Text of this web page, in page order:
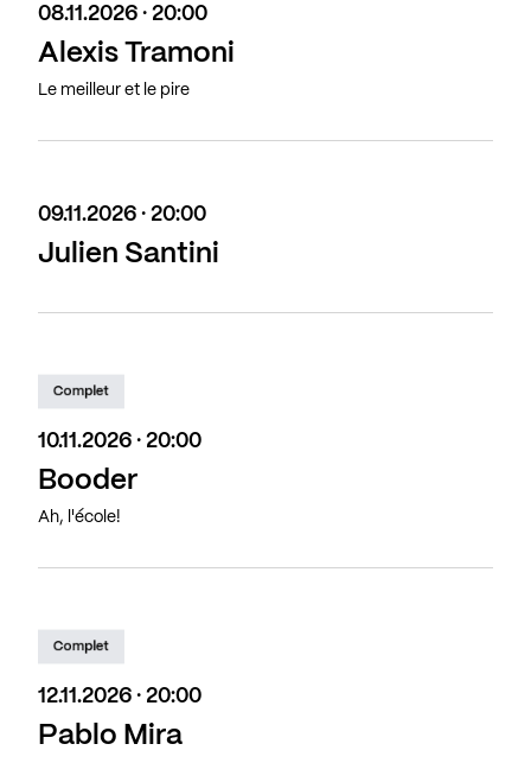
08.11.2026 · 20:00
Alexis Tramoni
Le meilleur et le pire
09.11.2026 · 20:00
Julien Santini
Complet
10.11.2026 · 20:00
Booder
Ah, l'école!
Complet
12.11.2026 · 20:00
Pablo Mira